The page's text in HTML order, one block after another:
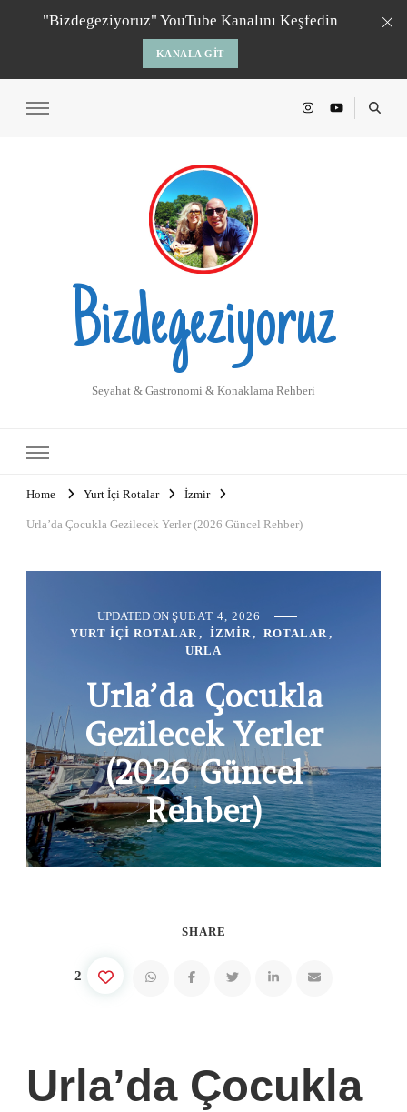
"Bizdegeziyoruz" YouTube Kanalını Keşfedin
KANALA GIT
Bizdegeziyoruz
Seyahat & Gastronomi & Konaklama Rehberi
Home Yurt İçi Rotalar İzmir
Urla’da Çocukla Gezilecek Yerler (2026 Güncel Rehber)
UPDATED ON ŞUBAT 4, 2026
YURT İÇI ROTALAR
İZMIR
ROTALAR
URLA
Urla’da Çocukla
Gezilecek Yerler
(2026 Güncel
Rehber)
SHARE
2
Urla’da Çocukla